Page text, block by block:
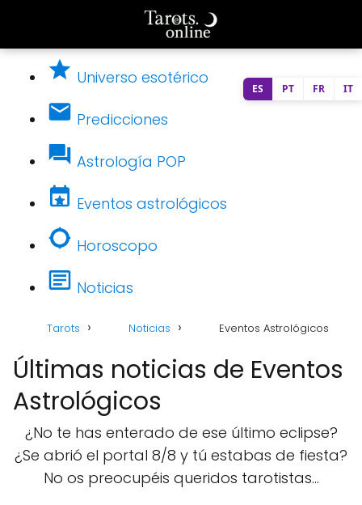
Universo esotérico
Predicciones
Astrología POP
Eventos astrológicos
Horoscopo
Noticias
Tarots Noticias Eventos Astrológicos
Últimas noticias de Eventos
Astrológicos
¿No te has enterado de ese último eclipse?
¿Se abrió el portal 8/8 y tú estabas de fiesta?
No os preocupéis queridos tarotistas...
ES PT FR IT